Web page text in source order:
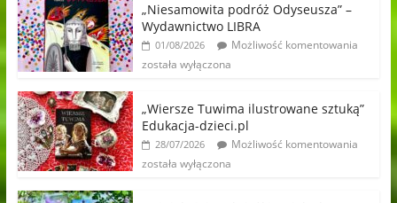
„Niesamowita podróż Odyseusza” –
Wydawnictwo LIBRA
01/08/2026
Możliwość komentowania
została wyłączona
„Wiersze Tuwima ilustrowane sztuką”
Edukacja-dzieci.pl
28/07/2026
Możliwość komentowania
została wyłączona